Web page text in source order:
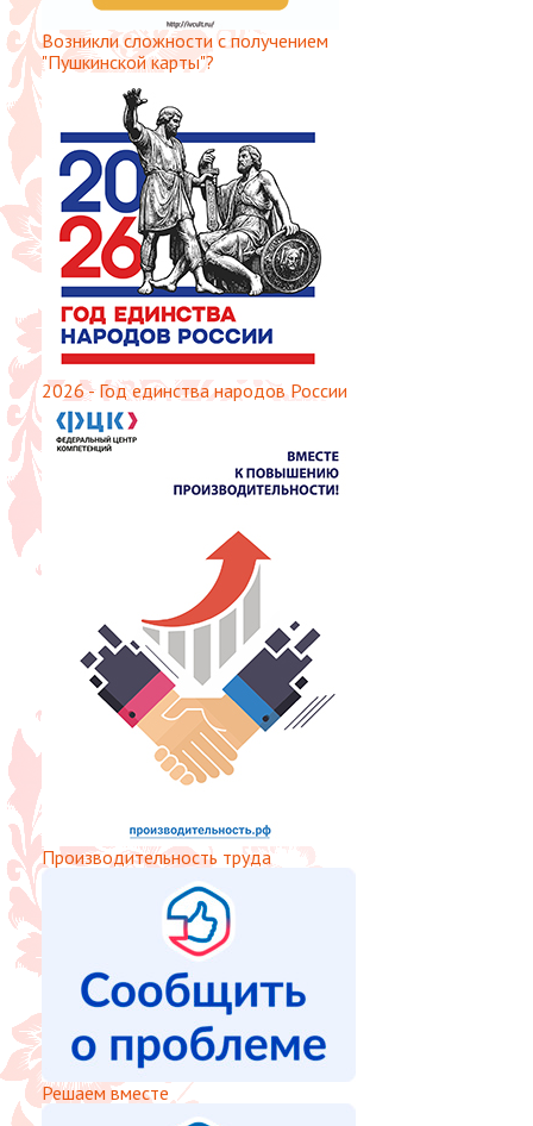
Возникли сложности с получением
"Пушкинской карты"?
2026 - Год единства народов России
Производительность труда
Решаем вместе